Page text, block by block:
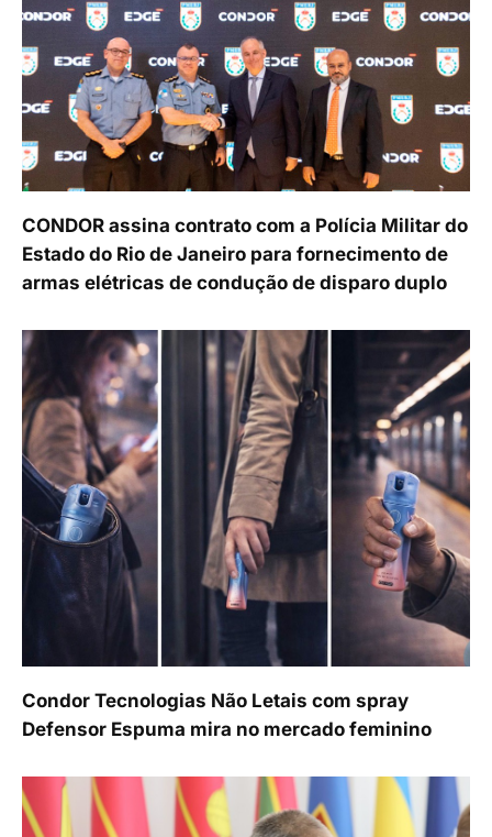
CONDOR assina contrato com a Polícia Militar do
Estado do Rio de Janeiro para fornecimento de
armas elétricas de condução de disparo duplo
Condor Tecnologias Não Letais com spray
Defensor Espuma mira no mercado feminino